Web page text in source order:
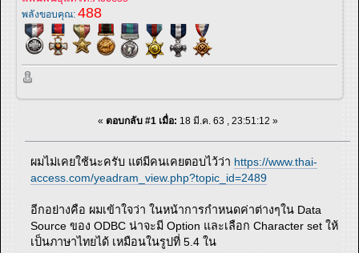
พลังขอบคุณ: 488
« ตอบกลับ #1 เมื่อ: 18 มี.ค. 63 , 23:51:12 »
ผมไม่เคยใช้นะครับ แต่มีคนเคยตอบไว้ว่า https://www.thai-
access.com/yeadram_view.php?topic_id=2489
อีกอย่างคือ ผมเข้าใจว่า ในหน้าการกำหนดค่าต่างๆใน Data
Source ของ ODBC น่าจะมี Option และเลือก Character set ให้
เป็นภาษาไทยได้ เหมือนในรูปที่ 5.4 ใน